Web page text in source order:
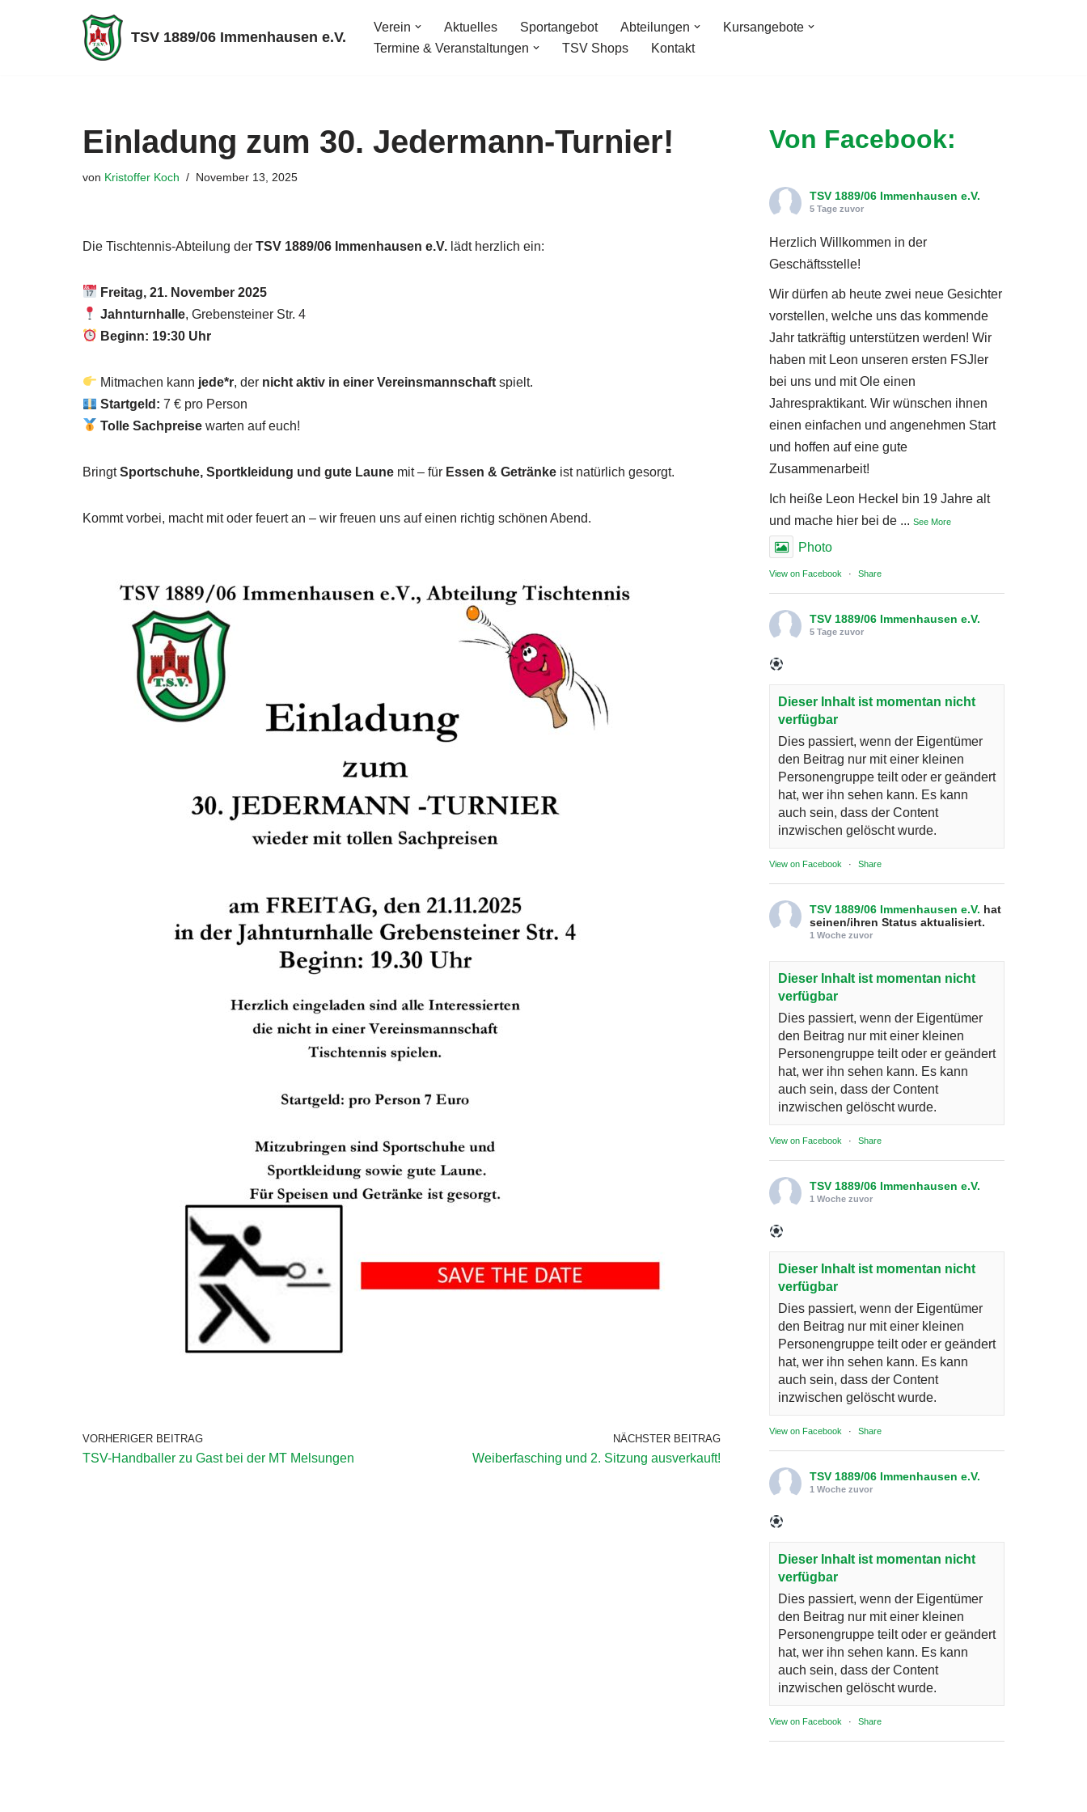
TSV 1889/06 Immenhausen e.V.
Verein Aktuelles Sportangebot Abteilungen
Kursangebote
Termine & Veranstaltungen
TSV Shops Kontakt
Einladung zum 30. Jedermann-Turnier!
von Kristoffer Koch November 13, 2025
Die Tischtennis-Abteilung der TSV 1889/06 Immenhausen e.V. lädt herzlich ein:
Freitag, 21. November 2025
Jahnturnhalle, Grebensteiner Str. 4
Beginn: 19:30 Uhr
Mitmachen kann jede*r, der nicht aktiv in einer Vereinsmannschaft spielt.
Startgeld: 7 € pro Person
Tolle Sachpreise warten auf euch!
BringtSportschuhe, Sportkleidung und gute Laune mit – für Essen & Getränke ist natürlich gesorgt.
Kommt vorbei, macht mit oder feuert an – wir freuen uns auf einen richtig schönen Abend.
VORHERIGER BEITRAG
TSV-Handballer zu Gast bei der MT Melsungen
NÄCHSTER BEITRAG
Weiberfasching und 2. Sitzung ausverkauft!
Von Facebook:
TSV 1889/06 Immenhausen e.V.
5 Tage zuvor
Herzlich Willkommen in der
Geschäftsstelle!
Wir dürfen ab heute zwei neue Gesichter
vorstellen, welche uns das kommende
Jahr tatkräftig unterstützen werden! Wir
haben mit Leon unseren ersten FSJler
bei uns und mit Ole einen
Jahrespraktikant. Wir wünschen ihnen
einen einfachen und angenehmen Start
und hoffen auf eine gute
Zusammenarbeit!
Ich heiße Leon Heckel bin 19 Jahre alt
und mache hier bei de ... See More
Photo
View on Facebook · Share
TSV 1889/06 Immenhausen e.V.
5 Tage zuvor
Dieser Inhalt ist momentan nicht
verfügbar
Dies passiert, wenn der Eigentümer
den Beitrag nur mit einer kleinen
Personengruppe teilt oder er geändert
hat, wer ihn sehen kann. Es kann
auch sein, dass der Content
inzwischen gelöscht wurde.
View on Facebook · Share
TSV 1889/06 Immenhausen e.V. hat
seinen/ihren Status aktualisiert.
1 Woche zuvor
Dieser Inhalt ist momentan nicht
verfügbar
Dies passiert, wenn der Eigentümer
den Beitrag nur mit einer kleinen
Personengruppe teilt oder er geändert
hat, wer ihn sehen kann. Es kann
auch sein, dass der Content
inzwischen gelöscht wurde.
View on Facebook · Share
TSV 1889/06 Immenhausen e.V.
1 Woche zuvor
Dieser Inhalt ist momentan nicht
verfügbar
Dies passiert, wenn der Eigentümer
den Beitrag nur mit einer kleinen
Personengruppe teilt oder er geändert
hat, wer ihn sehen kann. Es kann
auch sein, dass der Content
inzwischen gelöscht wurde.
View on Facebook · Share
TSV 1889/06 Immenhausen e.V.
1 Woche zuvor
Dieser Inhalt ist momentan nicht
verfügbar
Dies passiert, wenn der Eigentümer
den Beitrag nur mit einer kleinen
Personengruppe teilt oder er geändert
hat, wer ihn sehen kann. Es kann
auch sein, dass der Content
inzwischen gelöscht wurde.
View on Facebook · Share